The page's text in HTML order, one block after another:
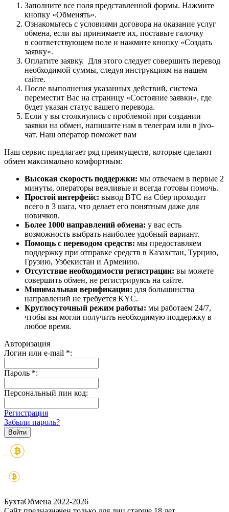
Заполните все поля представленной формы. Нажмите
кнопку «Обменять».
Ознакомьтесь с условиями договора на оказание услуг
обмена, если вы принимаете их, поставьте галочку
в соответствующем поле и нажмите кнопку «Создать
заявку».
Оплатите заявку. Для этого следует совершить перевод
необходимой суммы, следуя инструкциям на нашем
сайте.
После выполнения указанных действий, система
переместит Вас на страницу «Состояние заявки», где
будет указан статус вашего перевода.
Если у вы столкнулись с проблемой при создании
заявки на обмен, напишите нам в телеграм или в jivo-
чат. Наш оператор поможет вам
Наш сервис предлагает ряд преимуществ, которые сделают
обмен максимально комфортным:
Высокая скорость поддержки: мы отвечаем в первые 2
минуты, операторы вежливые и всегда готовы помочь.
Простой интерфейс: вывод BTC на Сбер проходит
всего в 3 шага, что делает его понятным даже для
новичков.
Более 1000 направлений обмена: у вас есть
возможность выбрать наиболее удобный вариант.
Помощь с переводом средств: мы предоставляем
поддержку при отправке средств в Казахстан, Турцию,
Грузию, Узбекистан и Армению.
Отсутствие необходимости регистрации: вы можете
совершить обмен, не регистрируясь на сайте.
Минимальная верификация: для большинства
направлений не требуется KYC.
Круглосуточный режим работы: мы работаем 24/7,
чтобы вы могли получить необходимую поддержку в
любое время.
Авторизация
Логин или e-mail *:
Пароль *:
Персональный пин код:
Регистрация
Забыли пароль?
БухтаОбмена 2022-2026